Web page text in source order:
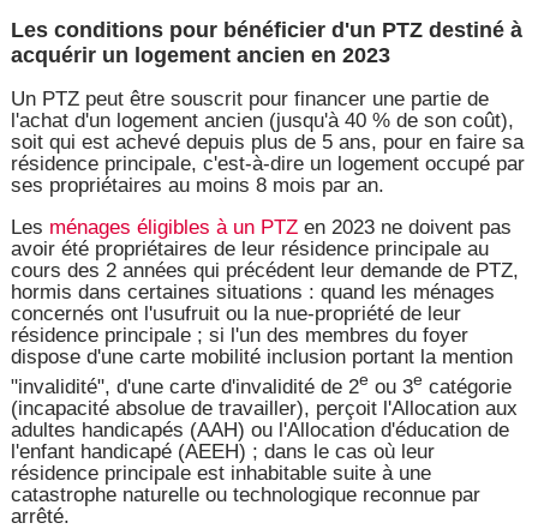
Les conditions pour bénéficier d'un PTZ destiné à
acquérir un logement ancien en 2023
Un PTZ peut être souscrit pour financer une partie de
l'achat d'un logement ancien (jusqu'à 40 % de son coût),
soit qui est achevé depuis plus de 5 ans, pour en faire sa
résidence principale, c'est-à-dire un logement occupé par
ses propriétaires au moins 8 mois par an.
Les ménages éligibles à un PTZen 2023 ne doivent pas
avoir été propriétaires de leur résidence principale au
cours des 2 années qui précédent leur demande de PTZ,
hormis dans certaines situations : quand les ménages
concernés ont l'usufruit ou la nue-propriété de leur
résidence principale ; si l'un des membres du foyer
dispose d'une carte mobilité inclusion portant la mention
"invalidité", d'une carte d'invalidité de 2eou 3ecatégorie
(incapacité absolue de travailler), perçoit l'Allocation aux
adultes handicapés (AAH) ou l'Allocation d'éducation de
l'enfant handicapé (AEEH) ; dans le cas où leur
résidence principale est inhabitable suite à une
catastrophe naturelle ou technologique reconnue par
arrêté.